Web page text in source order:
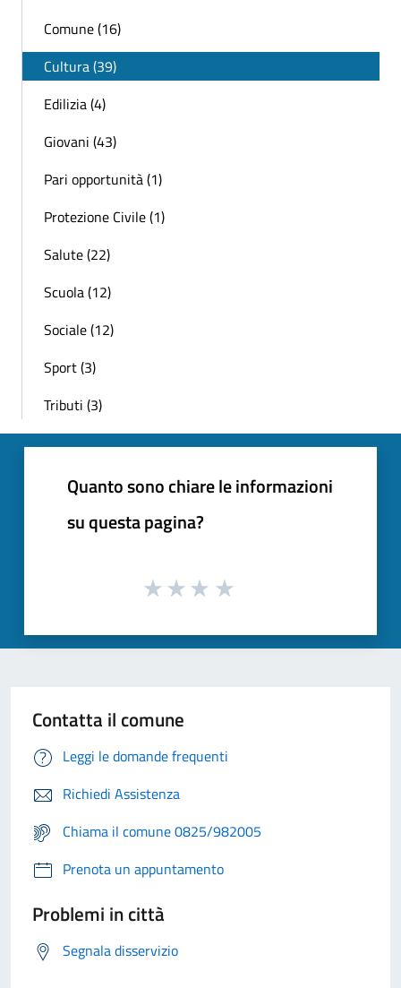
Comune (16)
Cultura (39)
Edilizia (4)
Giovani (43)
Pari opportunità (1)
Protezione Civile (1)
Salute (22)
Scuola (12)
Sociale (12)
Sport (3)
Tributi (3)
Quanto sono chiare le informazioni
su questa pagina?
Contatta il comune
Leggi le domande frequenti
Richiedi Assistenza
Chiama il comune 0825/982005
Prenota un appuntamento
Problemi in città
Segnala disservizio